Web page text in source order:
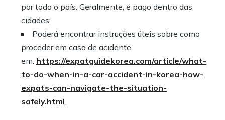
por todo o país. Geralmente, é pago dentro das
cidades;
Poderá encontrar instruções úteis sobre como
proceder em caso de acidente
em: https://expatguidekorea.com/article/what-
to-do-when-in-a-car-accident-in-korea-how-
expats-can-navigate-the-situation-
safely.html.